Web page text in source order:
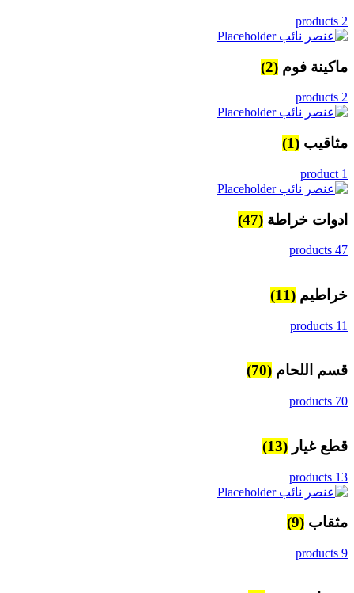
2 products
ماكينة فوم (2)
2 products
مثاقيب (1)
1 product
ادوات خراطة (47)
47 products
خراطيم (11)
11 products
قسم اللحام (70)
70 products
قطع غيار (13)
13 products
مثقاب (9)
9 products